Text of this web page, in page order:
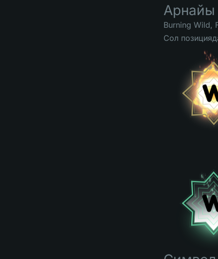
Burning Wild,
Сол